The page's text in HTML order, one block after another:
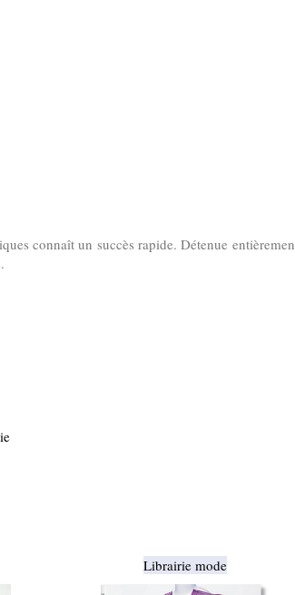
connaît un succès rapide. Détenue
Librairie mode